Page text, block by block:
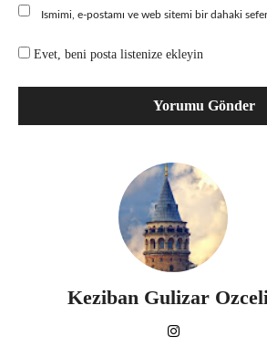
Ismimi, e-postamı ve web sitemi bir dahaki
Evet, beni posta listenize ekleyin
Keziban Gulizar